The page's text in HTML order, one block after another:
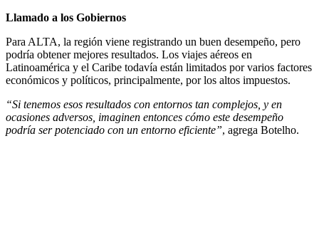
Llamado a los Gobiernos
Para ALTA, la región viene registrando un buen desempeño, pero
podría obtener mejores resultados. Los viajes aéreos en
Latinoamérica y el Caribe todavía están limitados por varios factores
económicos y políticos, principalmente, por los altos impuestos.
“Si tenemos esos resultados con entornos tan complejos, y en
ocasiones adversos, imaginen entonces cómo este desempeño
podría ser potenciado con un entorno eficiente”, agrega Botelho.